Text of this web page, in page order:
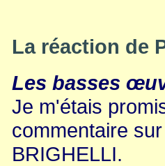
La réaction de
Les basses
Je m'étais
commentaire
BRIGHELLI.